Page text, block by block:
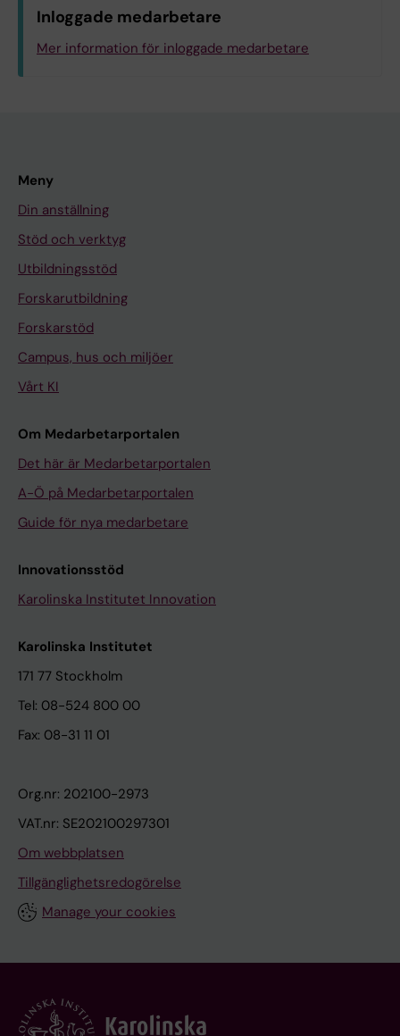
Inloggade medarbetare
Mer information för inloggade medarbetare
Meny
Din anställning
Stöd och verktyg
Utbildningsstöd
Forskarutbildning
Forskarstöd
Campus, hus och miljöer
Vårt KI
Om Medarbetarportalen
Det här är Medarbetarportalen
A-Ö på Medarbetarportalen
Guide för nya medarbetare
Innovationsstöd
Karolinska Institutet Innovation
Karolinska Institutet
171 77 Stockholm
Tel: 08-524 800 00
Fax: 08-31 11 01
Org.nr: 202100-2973
VAT.nr: SE202100297301
Om webbplatsen
Tillgänglighetsredogörelse
Manage your cookies